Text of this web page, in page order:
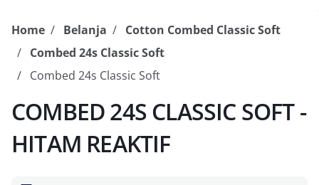
Home Belanja
Cotton Combed Classic Soft
Combed 24s Classic Soft
Combed 24s Classic Soft
COMBED 24S CLASSIC SOFT -
HITAM REAKTIF